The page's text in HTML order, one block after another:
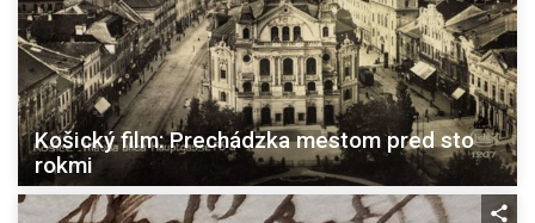
Košický film: Prechádzka mestom pred sto
rokmi